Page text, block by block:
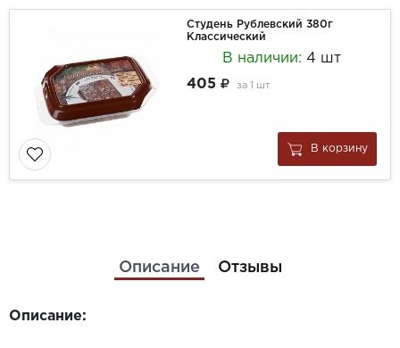
Студень Рублевский 380г
Классический
В наличии: 4 шт
405
за 1 шт
В корзину
Описание Отзывы
Описание: